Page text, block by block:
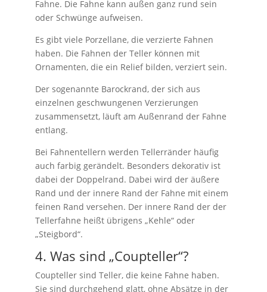
Fahne. Die Fahne kann außen ganz rund sein
oder Schwünge aufweisen.
Es gibt viele Porzellane, die verzierte Fahnen
haben. Die Fahnen der Teller können mit
Ornamenten, die ein Relief bilden, verziert sein.
Der sogenannte Barockrand, der sich aus
einzelnen geschwungenen Verzierungen
zusammensetzt, läuft am Außenrand der Fahne
entlang.
Bei Fahnentellern werden Tellerränder häufig
auch farbig gerändelt. Besonders dekorativ ist
dabei der Doppelrand. Dabei wird der äußere
Rand und der innere Rand der Fahne mit einem
feinen Rand versehen. Der innere Rand der der
Tellerfahne heißt übrigens „Kehle“ oder
„Steigbord“.
4. Was sind „Coupteller“?
Coupteller sind Teller, die keine Fahne haben.
Sie sind durchgehend glatt, ohne Absätze in der